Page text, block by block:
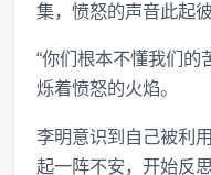
集，愤怒的声音此起彼
“你们根本不懂我们的
烁着愤怒的火焰。
李明意识到自己被利
起一阵不安，开始反